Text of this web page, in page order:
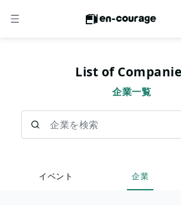
メニュー
List of
企業一覧
イベント 企業